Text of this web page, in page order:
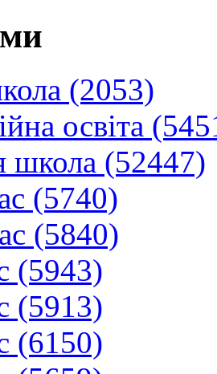
(2053)
освіта
школа (52447)
(5740)
(5840)
(5943)
(5913)
(6150)